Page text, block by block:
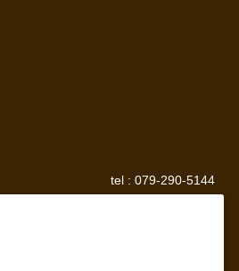
tel : 079-290-5144